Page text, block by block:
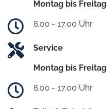
Montag bis Freitag
8.00 - 17.00 Uhr
Service
Montag bis Freitag
8.00 - 17.00 Uhr